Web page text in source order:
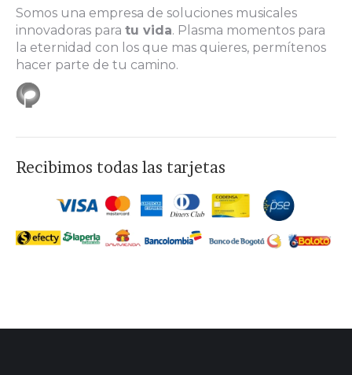
new
window
new
window
new
window
new
window
Somos una empresa de soluciones musicales
innovadoras para tu vida. Plasma momentos para
la eternidad con los que mas quieres, permítenos
hacer parte de tu camino.
Recibimos todas las tarjetas